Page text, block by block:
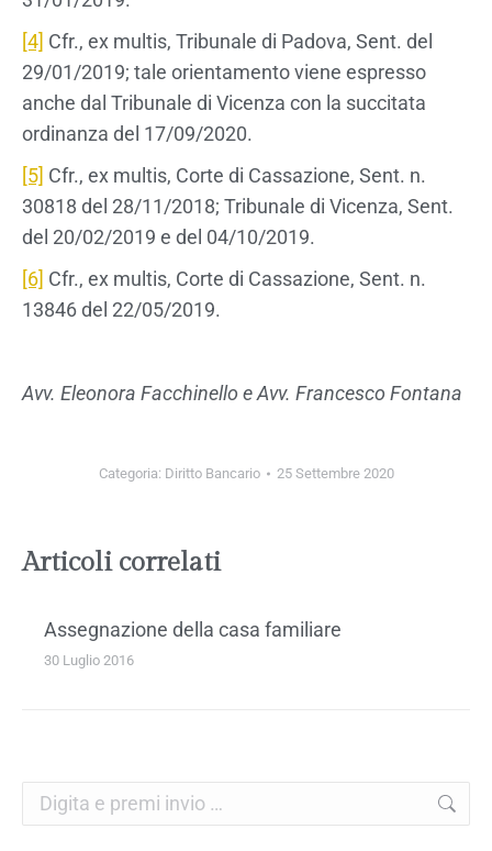
[4] Cfr., ex multis, Tribunale di Padova, Sent. del
29/01/2019; tale orientamento viene espresso
anche dal Tribunale di Vicenza con la succitata
ordinanza del 17/09/2020.
[5] Cfr., ex multis, Corte di Cassazione, Sent. n.
30818 del 28/11/2018; Tribunale di Vicenza, Sent.
del 20/02/2019 e del 04/10/2019.
[6] Cfr., ex multis, Corte di Cassazione, Sent. n.
13846 del 22/05/2019.
Avv. Eleonora Facchinello e Avv. Francesco Fontana
Categoria: Diritto Bancario 25 Settembre 2020
Articoli correlati
Assegnazione della casa familiare
30 Luglio 2016